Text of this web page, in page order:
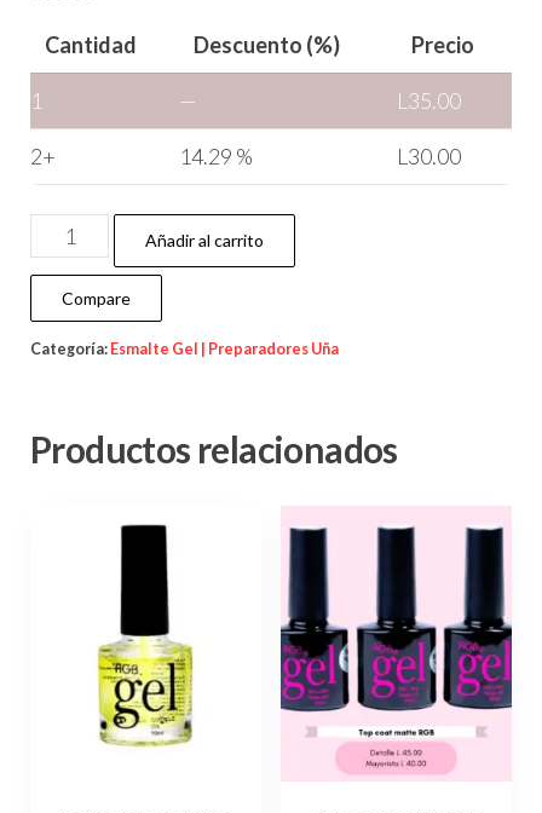
Cantidad Descuento (%) Precio
1 — L 35.00
2+ 14.29 % L 30.00
Añadir al carrito
Compare
Categoría: Esmalte Gel | Preparadores Uña
Productos relacionados